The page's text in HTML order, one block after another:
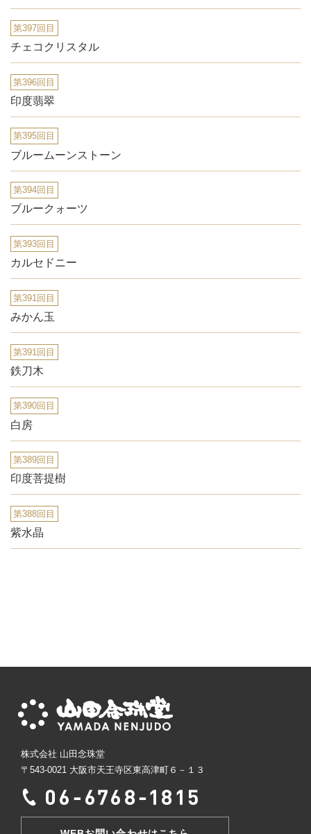
第397回目
チェコクリスタル
第396回目
印度翡翠
第395回目
ブルームーンストーン
第394回目
ブルークォーツ
第393回目
カルセドニー
第391回目
みかん玉
第391回目
鉄刀木
第390回目
白房
第389回目
印度菩提樹
第388回目
紫水晶
株式会社 山田念珠堂
〒543-0021 大阪市天王寺区東高津町６－１３